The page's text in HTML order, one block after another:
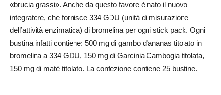
«brucia grassi». Anche da questo favore è nato il nuovo
integratore, che fornisce 334 GDU (unità di misurazione
dell’attività enzimatica) di bromelina per ogni stick pack. Ogni
bustina infatti contiene: 500 mg di gambo d’ananas titolato in
bromelina a 334 GDU, 150 mg di Garcinia Cambogia titolata,
150 mg di matè titolato. La confezione contiene 25 bustine.